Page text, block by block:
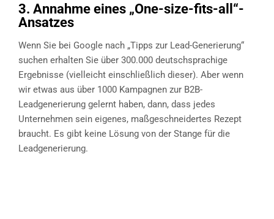
3. Annahme eines „One-size-fits-all“-
Ansatzes
Wenn Sie bei Google nach „Tipps zur Lead-Generierung“
suchen erhalten Sie über 300.000 deutschsprachige
Ergebnisse (vielleicht einschließlich dieser). Aber wenn
wir etwas aus über 1000 Kampagnen zur B2B-
Leadgenerierung gelernt haben, dann, dass jedes
Unternehmen sein eigenes, maßgeschneidertes Rezept
braucht. Es gibt keine Lösung von der Stange für die
Leadgenerierung.